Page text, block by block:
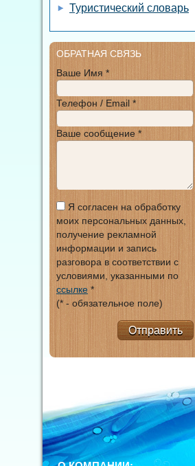
Туристический словарь
ОБРАТНАЯ СВЯЗЬ
Ваше Имя *
Телефон / Email *
Ваше сообщение *
Я согласен на обработку
моих персональных данных,
получение рекламной
информации и запись
разговора в соответствии с
условиями, указанными по
ссылке *
(* - обязательное поле)
Отправить